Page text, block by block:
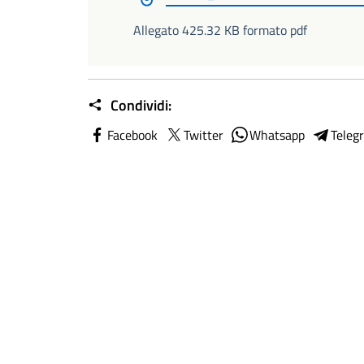
Allegato 425.32 KB formato pdf
Condividi:
Facebook Twitter Whatsapp